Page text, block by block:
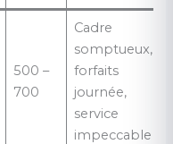
500 –
700
Cadre
somptueux,
forfaits
journée,
service
impeccable